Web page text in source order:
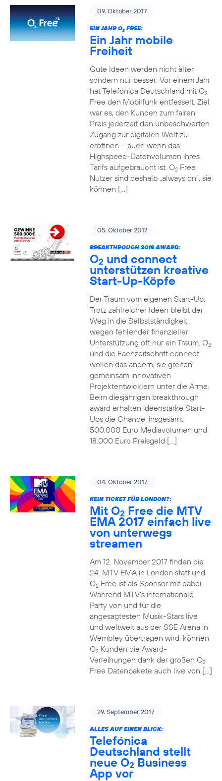
09. Oktober 2017
EIN JAHR O2FREE:
Ein Jahr mobile
Freiheit
Gute Ideen werden nicht älter,
sondern nur besser: Vor einem Jahr
hat Telefónica Deutschland mit O2
Free den Mobilfunk entfesselt. Ziel
war es, den Kunden zum fairen
Preis jederzeit den unbeschwerten
Zugang zur digitalen Welt zu
eröffnen – auch wenn das
Highspeed-Datenvolumen ihres
Tarifs aufgebraucht ist. O2Free
Nutzer sind deshalb „always on“, sie
können […]
05. Oktober 2017
BREAKTHROUGH 2018 AWARD:
O2 und connect
unterstützen kreative
Start-Up-Köpfe
Der Traum vom eigenen Start-Up:
Trotz zahlreicher Ideen bleibt der
Weg in die Selbstständigkeit
wegen fehlender finanzieller
Unterstützung oft nur ein Traum. O2
und die Fachzeitschrift connect
wollen das ändern, sie greifen
gemeinsam innovativen
Projektentwicklern unter die Arme.
Beim diesjährigen breakthrough
award erhalten ideenstarke Start-
Ups die Chance, insgesamt
500.000 Euro Mediavolumen und
18.000 Euro Preisgeld […]
04. Oktober 2017
KEIN TICKET FÜR LONDON?:
Mit O2 Free die MTV
EMA 2017 einfach live
von unterwegs
streamen
Am 12. November 2017 finden die
24. MTV EMA in London statt und
O2Free ist als Sponsor mit dabei.
Während MTV’s internationale
Party von und für die
angesagtesten Musik-Stars live
und weltweit aus der SSE Arena in
Wembley übertragen wird, können
O2Kunden die Award-
Verleihungen dank der großen O2
Free Datenpakete auch live von […]
29. September 2017
ALLES AUF EINEN BLICK:
Telefónica
Deutschland stellt
neue O2 Business
App vor